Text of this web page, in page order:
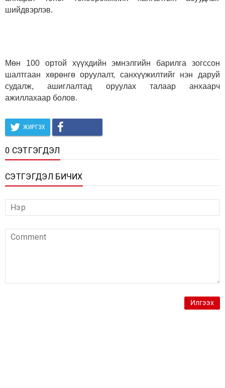
шийдвэрлэв.
Мөн 100 ортой хүүхдийн эмнэлгийн барилга зогссон
шалтгаан хөрөнгө оруулалт, санхүүжилтийг нэн даруй
судалж, ашиглалтад оруулах талаар анхаарч
ажиллахаар болов.
ЖИРГЭХ
0 СЭТГЭГДЭЛ
СЭТГЭГДЭЛ БИЧИХ
Илгээх